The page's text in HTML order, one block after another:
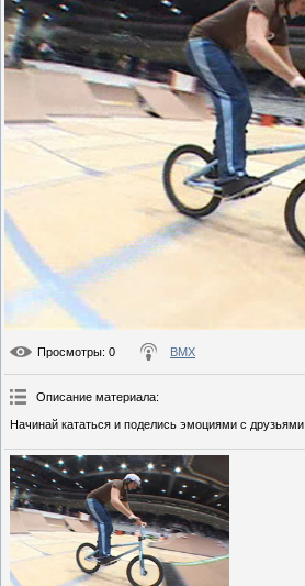
Просмотры: 0 BMX
Описание материала:
Начинай кататься и поделись эмоциями с друзьями.